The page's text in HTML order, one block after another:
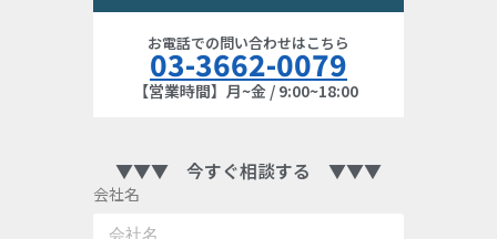
お電話での問い合わせはこちら
03-3662-0079
【営業時間】月~金 / 9:00~18:00
▼▼▼ 今すぐ相談する ▼▼▼
会社名